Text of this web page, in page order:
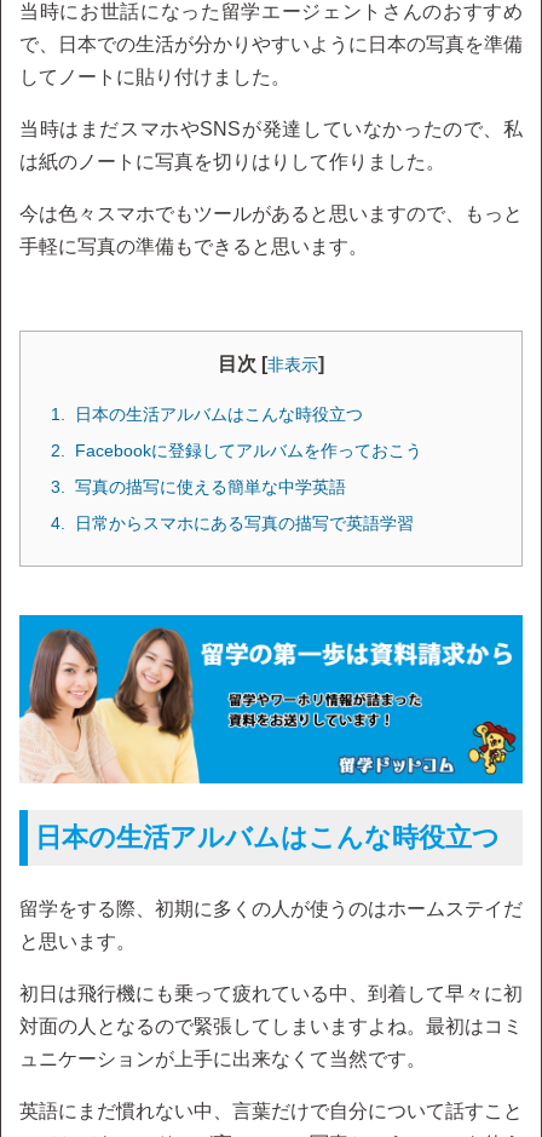
当時にお世話になった留学エージェントさんのおすすめ
で、日本での生活が分かりやすいように日本の写真を準備
してノートに貼り付けました。
当時はまだスマホやSNSが発達していなかったので、私
は紙のノートに写真を切りはりして作りました。
今は色々スマホでもツールがあると思いますので、もっと
手軽に写真の準備もできると思います。
目次 [非表示]
日本の生活アルバムはこんな時役立つ
Facebookに登録してアルバムを作っておこう
写真の描写に使える簡単な中学英語
日常からスマホにある写真の描写で英語学習
日本の生活アルバムはこんな時役立つ
留学をする際、初期に多くの人が使うのはホームステイだ
と思います。
初日は飛行機にも乗って疲れている中、到着して早々に初
対面の人となるので緊張してしまいますよね。最初はコミ
ュニケーションが上手に出来なくて当然です。
英語にまだ慣れない中、言葉だけで自分について話すこと